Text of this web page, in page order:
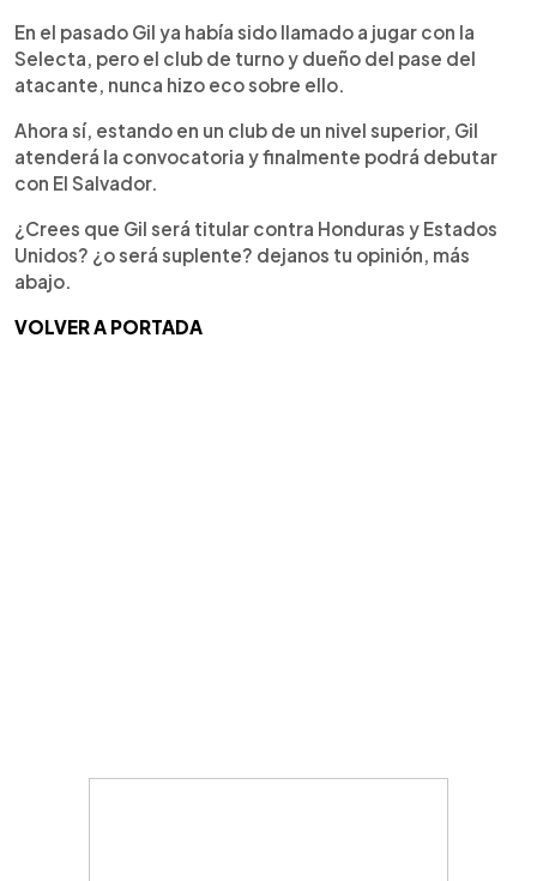
En el pasado Gil ya había sido llamado a jugar con la
Selecta, pero el club de turno y dueño del pase del
atacante, nunca hizo eco sobre ello.
Ahora sí, estando en un club de un nivel superior, Gil
atenderá la convocatoria y finalmente podrá debutar
con El Salvador.
¿Crees que Gil será titular contra Honduras y Estados
Unidos? ¿o será suplente? dejanos tu opinión, más
abajo.
VOLVER A PORTADA